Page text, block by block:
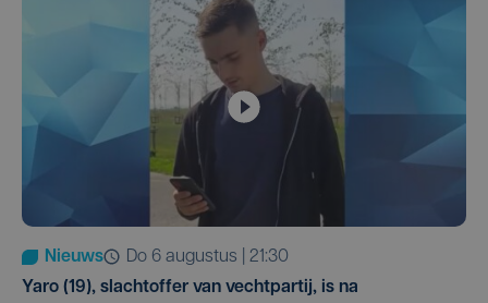
Nieuws
do 6 augustus | 21:30
Yaro (19), slachtoffer van vechtpartij, is na